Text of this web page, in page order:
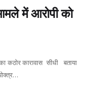
में आरोपी को
कठोर कारावास सीधी बताया